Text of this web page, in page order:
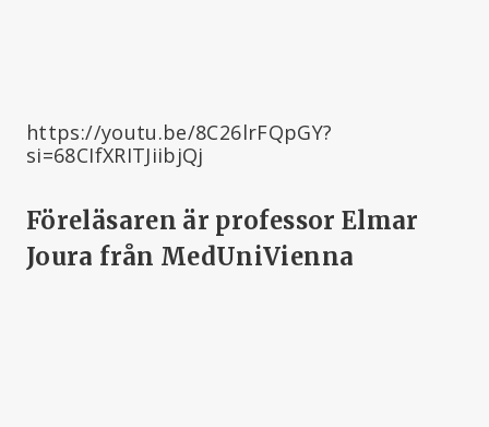
https://youtu.be/8C26lrFQpGY?
si=68CIfXRITJiibjQj
Föreläsaren är professor Elmar
Joura från MedUniVienna